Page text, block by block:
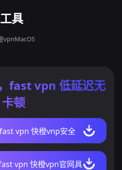
具
vpnMacOS
fast vpn 低延迟无
卡顿
vpn 快橙vnp安全
vpn 快橙vpn官网具